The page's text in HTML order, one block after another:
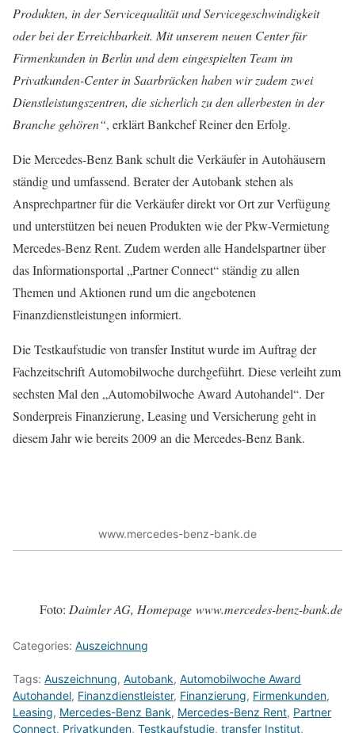
Produkten, in der Servicequalität und Servicegeschwindigkeit
oder bei der Erreichbarkeit. Mit unserem neuen Center für
Firmenkunden in Berlin und dem eingespielten Team im
Privatkunden-Center in Saarbrücken haben wir zudem zwei
Dienstleistungszentren, die sicherlich zu den allerbesten in der
Branche gehören“, erklärt Bankchef Reiner den Erfolg.
Die Mercedes-Benz Bank schult die Verkäufer in Autohäusern
ständig und umfassend. Berater der Autobank stehen als
Ansprechpartner für die Verkäufer direkt vor Ort zur Verfügung
und unterstützen bei neuen Produkten wie der Pkw-Vermietung
Mercedes-Benz Rent. Zudem werden alle Handelspartner über
das Informationsportal „Partner Connect“ ständig zu allen
Themen und Aktionen rund um die angebotenen
Finanzdienstleistungen informiert.
Die Testkaufstudie von transfer Institut wurde im Auftrag der
Fachzeitschrift Automobilwoche durchgeführt. Diese verleiht zum
sechsten Mal den „Automobilwoche Award Autohandel“. Der
Sonderpreis Finanzierung, Leasing und Versicherung geht in
diesem Jahr wie bereits 2009 an die Mercedes-Benz Bank.
www.mercedes-benz-bank.de
Foto: Daimler AG, Homepage www.mercedes-benz-bank.de
Categories: Auszeichnung
Tags: Auszeichnung, Autobank, Automobilwoche Award
Autohandel, Finanzdienstleister, Finanzierung, Firmenkunden,
Leasing, Mercedes-Benz Bank, Mercedes-Benz Rent, Partner
Connect, Privatkunden, Testkaufstudie, transfer Institut,